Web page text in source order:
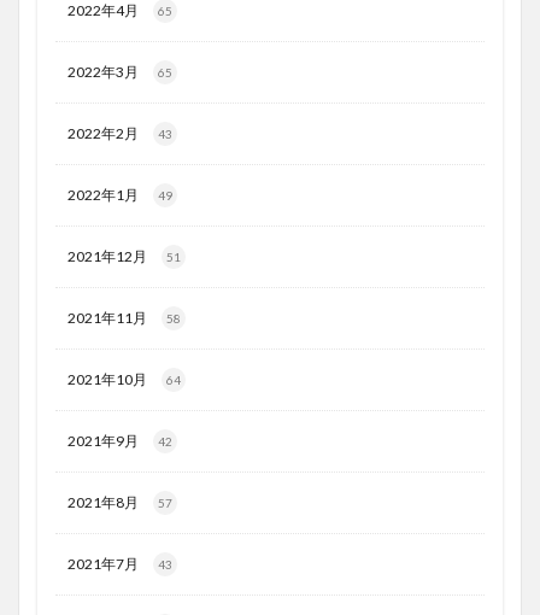
2022年4月 65
2022年3月 65
2022年2月 43
2022年1月 49
2021年12月 51
2021年11月 58
2021年10月 64
2021年9月 42
2021年8月 57
2021年7月 43